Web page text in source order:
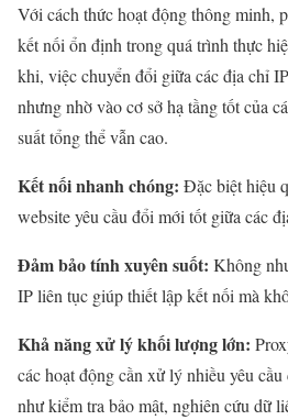
Với cách thức hoạt động thông minh,
kết nối ổn định trong quá trình thực
khi, việc chuyển đổi giữa các địa chỉ
nhưng nhờ vào cơ sở hạ tầng tốt của
suất tổng thể vẫn cao.
Kết nối nhanh chóng: Đặc biệt hiệu
website yêu cầu đổi mới tốt giữa các
Đảm bảo tính xuyên suốt: Không
IP liên tục giúp thiết lập kết nối mà
Khả năng xử lý khối lượng lớn:
các hoạt động cần xử lý nhiều yêu
như kiểm tra bảo mật, nghiên cứu dữ